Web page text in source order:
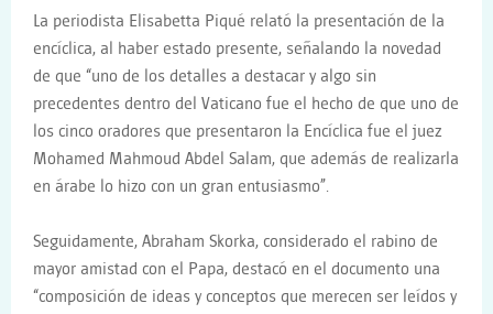
La periodista Elisabetta Piqué relató la presentación de la
encíclica, al haber estado presente, señalando la novedad
de que “uno de los detalles a destacar y algo sin
precedentes dentro del Vaticano fue el hecho de que uno de
los cinco oradores que presentaron la Encíclica fue el juez
Mohamed Mahmoud Abdel Salam, que además de realizarla
en árabe lo hizo con un gran entusiasmo”.
Seguidamente, Abraham Skorka, considerado el rabino de
mayor amistad con el Papa, destacó en el documento una
“composición de ideas y conceptos que merecen ser leídos y